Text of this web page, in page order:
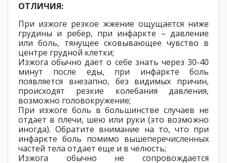
ОТЛИЧИЯ:
При изжоге резкое жжение ощущается ниже
грудины и ребер, при инфаркте – давление
или боль, тянущее сковывающее чувство в
центре грудной клетки;
Изжога обычно дает о себе знать через 30-40
минут после еды, при инфаркте боль
появляется внезапно, без видимых причин,
происходят резкие колебания давления,
возможно головокружение;
При изжоге боль в большинстве случаев не
отдает в плечи, шею или руки (это возможно
иногда). Обратите внимание на то, что при
инфаркте боль помимо вышеперечисленных
частей тела отдает еще и в челюсть;
Изжога обычно не сопровождается